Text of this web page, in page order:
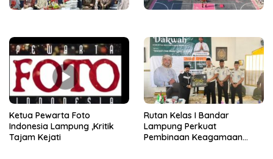
Ketua Pewarta Foto
Indonesia Lampung ,Kritik
Tajam Kejati
Rutan Kelas I Bandar
Lampung Perkuat
Pembinaan Keagamaan